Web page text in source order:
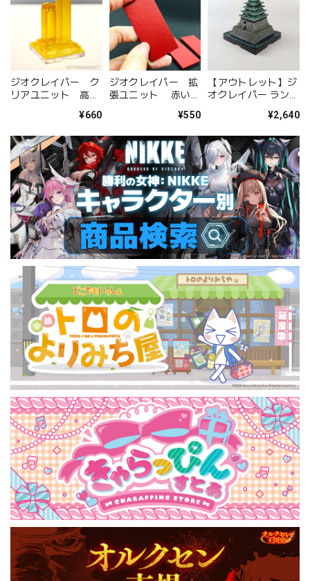
ジオクレイパー ク
リアユニット 高層
¥660
ジオクレイパー 拡
張ユニット 赤い海
¥550
【アウトレット】ジ
オクレイパー ランド
¥2,640